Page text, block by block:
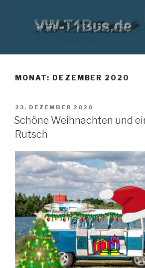
VW T1 BUS
MONAT: DEZEMBER 2020
VERÖFFENTLICHT
AM
23. DEZEMBER 2020
Schöne Weihnachten und
Rutsch